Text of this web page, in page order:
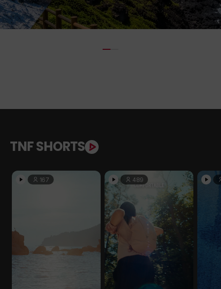
TNF SHORTS
167 489